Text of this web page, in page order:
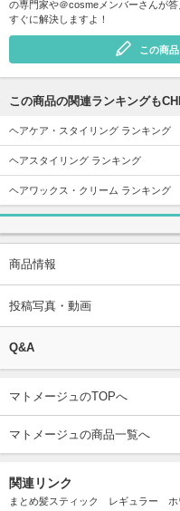
の専門家や＠cosmeメンバーさんが
すぐに解決しますよ！
この商
この商品の関連ランキングも
ヘアケア・スタイリング ランキング
ヘアスタイリング ランキング
ヘアワックス・クリーム ランキング
商品情報
投稿写真・動画
Q&A
マトメージュのTOPへ
マトメージュの商品一覧へ
関連リンク
まとめ髪スティック レギュラー ホ